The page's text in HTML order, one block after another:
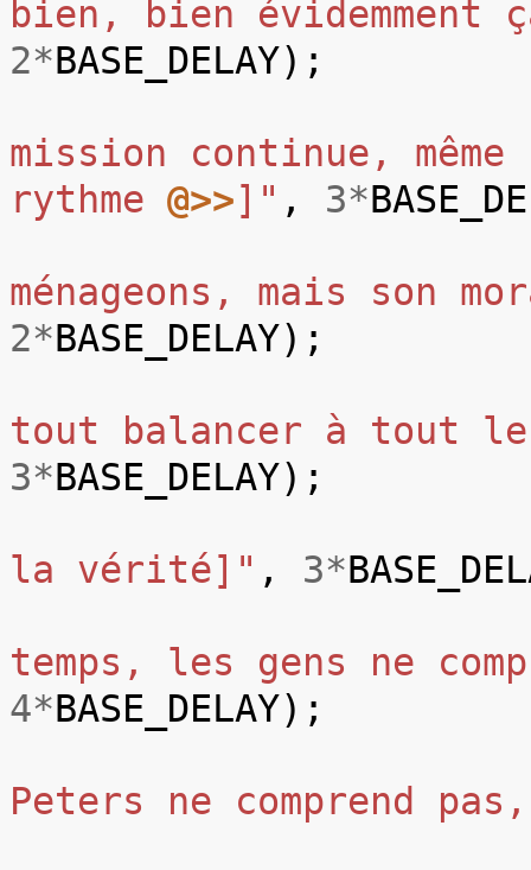
bien, bien
2*BASE_DELAY);
mission continue,
rythme @>>]" , 3*
ménageons, mais son
2*BASE_DELAY);
tout balancer à tout
3*BASE_DELAY);
la vérité]" , 3*
temps, les gens ne
4*BASE_DELAY);
Peters ne comprend